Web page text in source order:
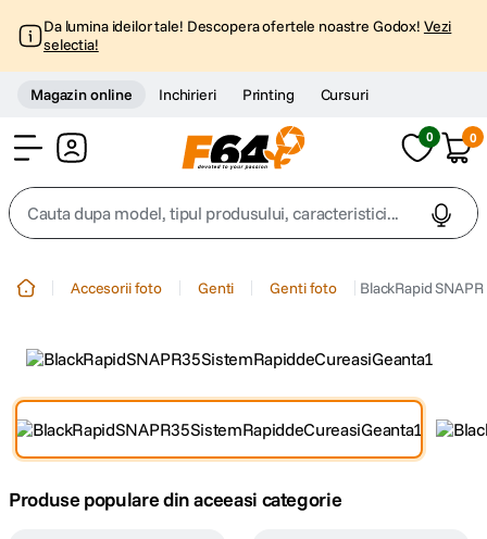
Da lumina ideilor tale! Descopera ofertele noastre Godox! Vezi
selectia!
Magazin online Inchirieri Printing Cursuri
0 0
Cauta dupa model, tipul produsului, caracteristici...
3. trepied telefon
Accesorii foto Genti Genti foto BlackRapid
Produse populare din aceeasi categorie